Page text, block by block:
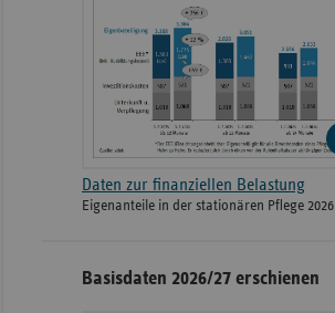
Daten zur finanziellen Belastung
Eigenanteile in der stationären Pflege 2026
Basisdaten 2026/27 erschienen